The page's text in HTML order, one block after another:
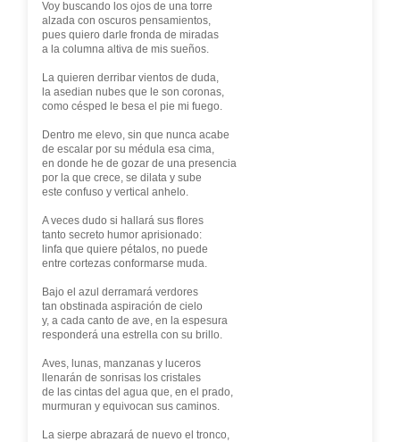
Voy buscando los ojos de una torre
alzada con oscuros pensamientos,
pues quiero darle fronda de miradas
a la columna altiva de mis sueños.
La quieren derribar vientos de duda,
la asedian nubes que le son coronas,
como césped le besa el pie mi fuego.
Dentro me elevo, sin que nunca acabe
de escalar por su médula esa cima,
en donde he de gozar de una presencia
por la que crece, se dilata y sube
este confuso y vertical anhelo.
A veces dudo si hallará sus flores
tanto secreto humor aprisionado:
linfa que quiere pétalos, no puede
entre cortezas conformarse muda.
Bajo el azul derramará verdores
tan obstinada aspiración de cielo
y, a cada canto de ave, en la espesura
responderá una estrella con su brillo.
Aves, lunas, manzanas y luceros
llenarán de sonrisas los cristales
de las cintas del agua que, en el prado,
murmuran y equivocan sus caminos.
La sierpe abrazará de nuevo el tronco,